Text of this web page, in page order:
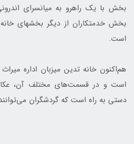
است.
هم‌اکنون خانه تدین میزبان اداره
است و در قسمت‌های مختلف آن،
دستی به راه است که گردشگران می‌توانند